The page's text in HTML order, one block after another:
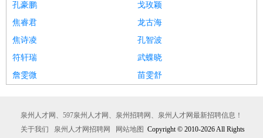
孔豪鹏
戈玫颖
焦睿君
龙古海
焦诗凌
孔智波
符轩瑞
武蝶晓
詹雯微
苗雯舒
泉州人才网、597泉州人才网、泉州招聘网、泉州人才网最新招聘信息！
关于我们
泉州人才网招聘网 网站地图 Copyright © 2010-2026 All Rights